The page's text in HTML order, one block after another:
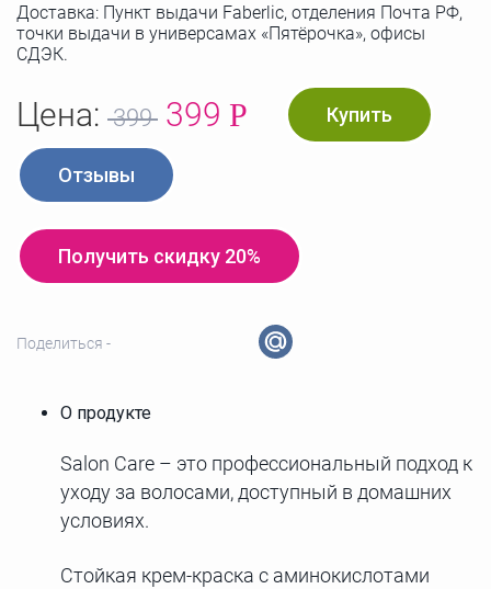
Доставка: Пункт выдачи Faberlic, отделения Почта РФ,
точки выдачи в универсамах «Пятёрочка», офисы
СДЭК.
Цена: 399 399 Р Купить
Отзывы
Получить скидку 20%
Поделиться -
О продукте
Salon Care – это профессиональный подход к
уходу за волосами, доступный в домашних
условиях.
Стойкая крем-краска с аминокислотами